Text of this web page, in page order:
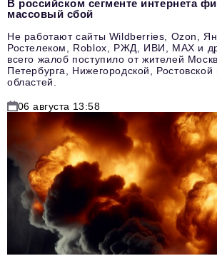
В российском сегменте интернета
массовый сбой
Не работают сайты Wildberries, Ozon,
Ростелеком, Roblox, РЖД, ИВИ, MAX и
всего жалоб поступило от жителей
Петербурга, Нижегородской,
областей.
06 августа 13:58